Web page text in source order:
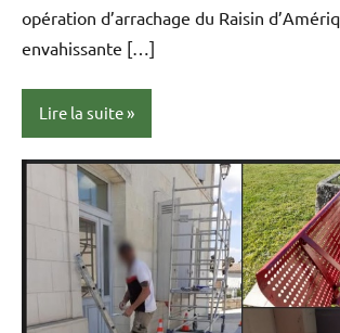
opération d’arrachage du Raisin
envahissante […]
Lire la suite
actualités